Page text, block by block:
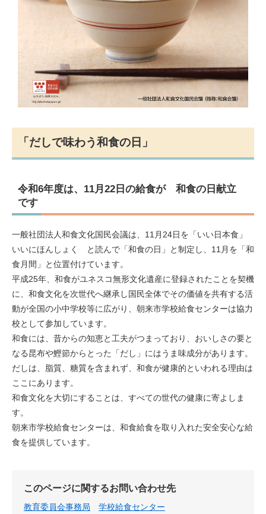
「だしで味わう和食の日」
令和6年度は、11月22日の給食が 和食の日献立
です
一般社団法人和食文化国民会議は、11月24日を「いい日本食」
いいにほんしょく と読んで「和食の日」と制定し、11月を「和
食月間」と位置付けています。
平成25年、和食がユネスコ無形文化遺産に登録されたことを契機
に、和食文化を次世代へ継承し国民全体でその価値を共有する活
動が全国の小中学校等に広がり、朝来市学校給食センターは協力
校として参加しています。
和食には、昔からの知恵と工夫がつまっており、おいしさの要と
なる昆布や鰹節からとった「だし」にはうま味成分があります。
だしは、脂質、糖質を含まれず、和食が健康的といわれる理由は
ここにあります。
和食文化を大切にすることは、すべての世代の健康に寄よしま
す。
朝来市学校給食センターは、和食給食を取り入れた安全安心な給
食を提供しています。
このページに関するお問い合わせ先
教育委員会事務局
学校給食センター